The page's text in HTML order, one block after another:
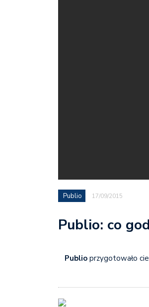
Publio 17/09/2015
Publio: co
Publio przygotowało